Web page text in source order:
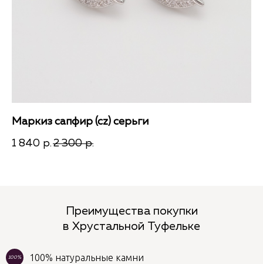
Маркиз сапфир (cz) серьги
1 840 р. 2 300 р.
100% натуральные камни
100%
Преимущества покупки
в Хрустальной Туфельке